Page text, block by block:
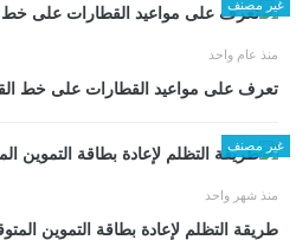
غير مصنف
منذ عام واحد
تعرف على مواعيد القطارات على خط
غير مصنف
منذ شهر واحد
طريقة التظلم لإعادة بطاقة التموين